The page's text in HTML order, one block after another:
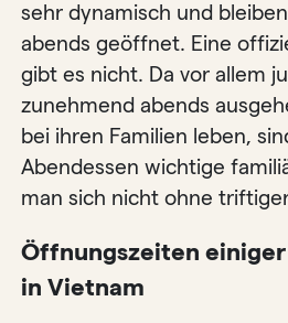
sehr dynamisch und
abends geöffnet. Eine
gibt es nicht. Da vor allem
zunehmend abends
bei ihren Familien leben,
Abendessen wichtige
man sich nicht ohne
Öffnungszeiten
in Vietnam